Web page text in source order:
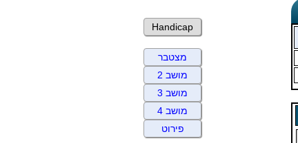
Handicap
מצטבר
מושב 2
מושב 3
מושב 4
פירוט